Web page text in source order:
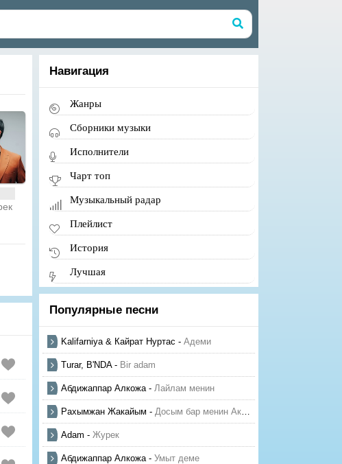
Навигация
Жанры
Сборники музыки
Исполнители
Чарт топ
Музыкальный радар
Плейлист
История
Лучшая
Популярные песни
Kalifarniya & Кайрат Нуртас - Адеми
Turar, B'NDA- Bir adam
Абдижаппар Алкожа- Лайлам менин
Рахымжан Жакайым - Досым бар менин Актауда
Adam - Журек
Абдижаппар Алкожа- Умыт деме